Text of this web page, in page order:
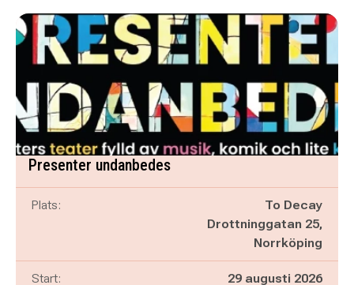
Presenter undanbedes
Plats:
To Decay
Drottninggatan 25,
Norrköping
Start: 29 augusti 2026